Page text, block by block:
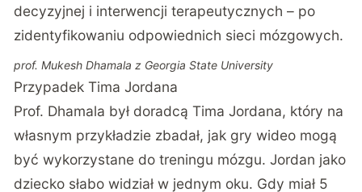
decyzyjnej i interwencji terapeutycznych – po
zidentyfikowaniu odpowiednich sieci mózgowych.
prof. Mukesh Dhamala z Georgia State University
Przypadek Tima Jordana
Prof. Dhamala był doradcą Tima Jordana, który na
własnym przykładzie zbadał, jak gry wideo mogą
być wykorzystane do treningu mózgu. Jordan jako
dziecko słabo widział w jednym oku. Gdy miał 5